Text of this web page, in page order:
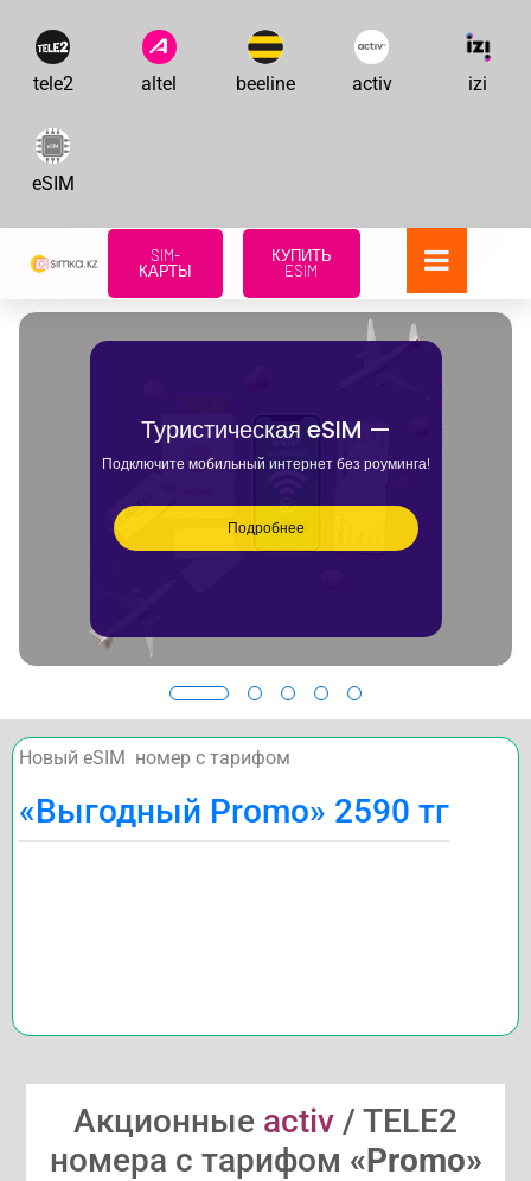
tele2 altel beeline activ izi
eSIM
SIM-
КАРТЫ
КУПИТЬ
ESIM
Туристическая eSIM —
Подключите мобильный интернет без роуминга!
Подробнее
Новый eSIM номер с тарифом
«Выгодный Promo» 2590 тг
Акционные activ / TELE2
номера с тарифом «Promo»